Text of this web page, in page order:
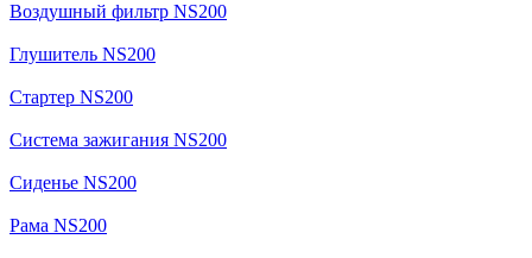
Воздушный фильтр NS200
Глушитель NS200
Стартер NS200
Система зажигания NS200
Сиденье NS200
Рама NS200